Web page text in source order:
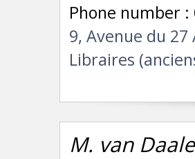
Phone number :
9, Avenue du
Libraires
M. van